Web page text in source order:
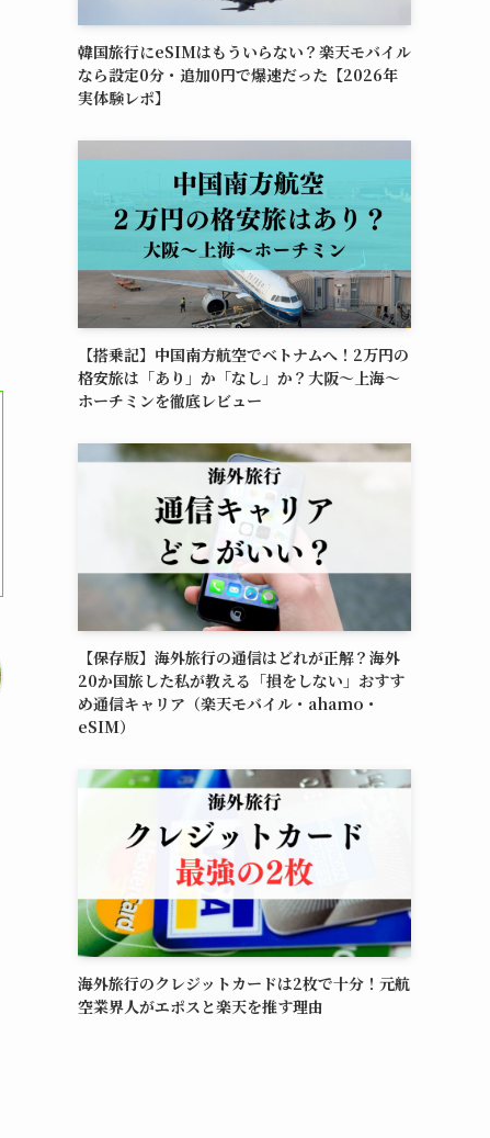
韓国旅行にeSIMはもういらない？楽天モバイル
なら設定0分・追加0円で爆速だった【2026年
実体験レポ】
【搭乗記】中国南方航空でベトナムへ！2万円の
格安旅は「あり」か「なし」か？大阪〜上海〜
ホーチミンを徹底レビュー
【保存版】海外旅行の通信はどれが正解？海外
20か国旅した私が教える「損をしない」おすす
め通信キャリア（楽天モバイル・ahamo・
eSIM）
海外旅行のクレジットカードは2枚で十分！元航
空業界人がエポスと楽天を推す理由